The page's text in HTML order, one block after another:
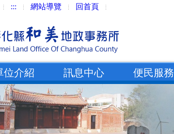
::: 網站導覽 回首頁
位介紹 訊息中心 便民服務